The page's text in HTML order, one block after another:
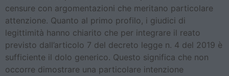
censure con argomentazioni che meritano particolare
attenzione. Quanto al primo profilo, i giudici di
legittimità hanno chiarito che per integrare il reato
previsto dall’articolo 7 del decreto legge n. 4 del 2019 è
sufficiente il dolo generico. Questo significa che non
occorre dimostrare una particolare intenzione